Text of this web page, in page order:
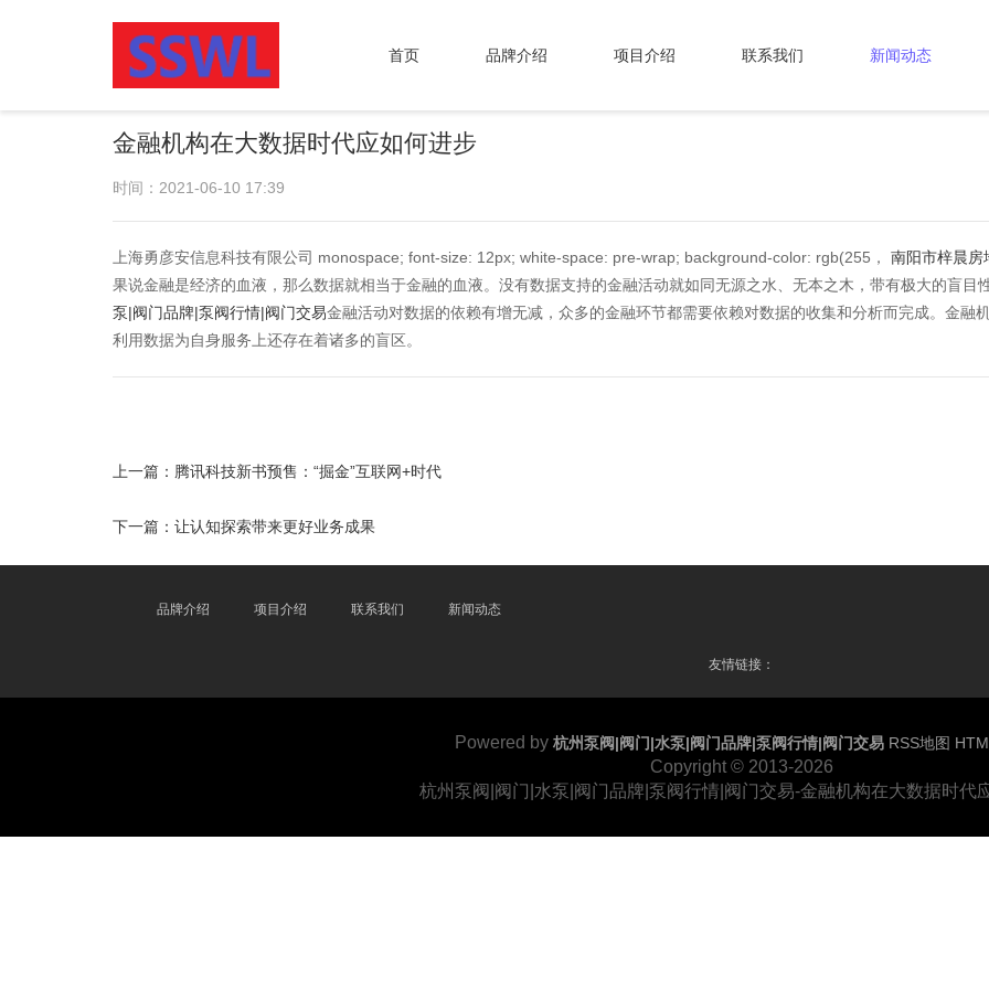
首页 品牌介绍 项目介绍 联系我们 新闻动态
金融机构在大数据时代应如何进步
时间：2021-06-10 17:39
上海勇彦安信息科技有限公司 monospace; font-size: 12px; white-space: pre-wrap; background-color: rgb(255， 南阳市梓晨房
果说金融是经济的血液，那么数据就相当于金融的血液。没有数据支持的金融活动就如同无源之水、无本之木，带有极大的盲目
泵|阀门品牌|泵阀行情|阀门交易金融活动对数据的依赖有增无减，众多的金融环节都需要依赖对数据的收集和分析而完成。金融
利用数据为自身服务上还存在着诸多的盲区。
上一篇： 腾讯科技新书预售：“掘金”互联网+时代
下一篇： 让认知探索带来更好业务成果
品牌介绍 项目介绍 联系我们 新闻动态
友情链接：
Powered by 杭州泵阀|阀门|水泵|阀门品牌|泵阀行情|阀门交易 RSS地图
Copyright © 2013-2026
杭州泵阀|阀门|水泵|阀门品牌|泵阀行情|阀门交易-金融机构在大数据时代